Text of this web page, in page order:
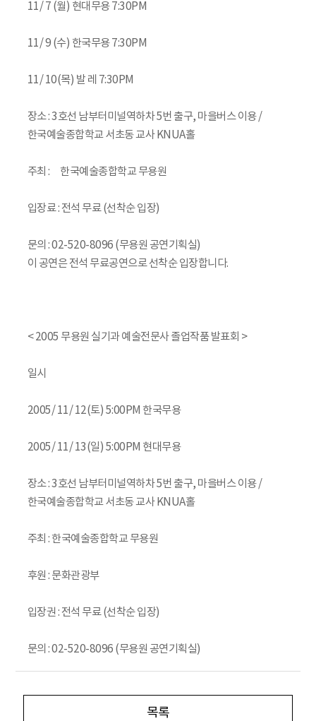
11/ 7 (월) 현대무용 7:30PM
11/ 9 (수) 한국무용 7:30PM
11/ 10(목) 발 레 7:30PM
장소 : 3호선 남부터미널역하차 5번 출구, 마을버스 이용 /
한국예술종합학교 서초동 교사 KNUA홀
주최 : 한국예술종합학교 무용원
입장료 : 전석 무료 (선착순 입장)
문의 : 02-520-8096 (무용원 공연기획실)
이 공연은 전석 무료공연으로 선착순 입장합니다.
< 2005 무용원 실기과 예술전문사 졸업작품 발표회 >
일시
2005/ 11/ 12(토) 5:00PM 한국무용
2005/ 11/ 13(일) 5:00PM 현대무용
장소 : 3호선 남부터미널역하차 5번 출구, 마을버스 이용 /
한국예술종합학교 서초동 교사 KNUA홀
주최 : 한국예술종합학교 무용원
후원 : 문화관광부
입장권 : 전석 무료 (선착순 입장)
문의 : 02-520-8096 (무용원 공연기획실)
목록